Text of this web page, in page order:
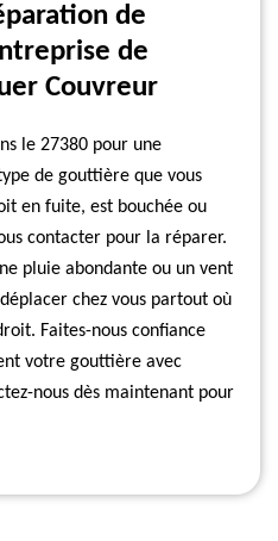
de
de
Couvreur
le 27380 pour une
de gouttière que vous
en fuite, est bouchée ou
contacter pour la réparer.
pluie abondante ou un vent
chez vous partout où
Faites-nous confiance
votre gouttière avec
nous dès maintenant pour